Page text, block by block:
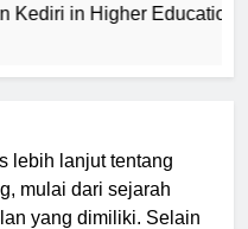
in Higher Education
lebih lanjut tentang
mulai dari sejarah
yang dimiliki. Selain